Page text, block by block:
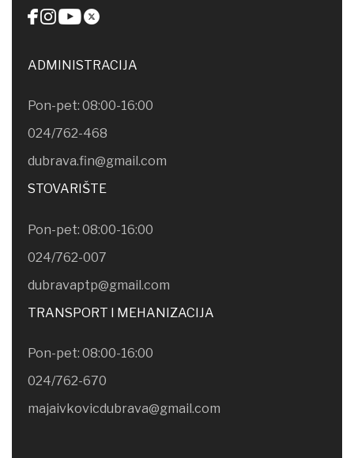
ADMINISTRACIJA
Pon-pet: 08:00-16:00
024/762-468
dubrava.fin@gmail.com
STOVARIŠTE
Pon-pet: 08:00-16:00
024/762-007
dubravaptp@gmail.com
TRANSPORT I MEHANIZACIJA
Pon-pet: 08:00-16:00
024/762-670
majaivkovicdubrava@gmail.com